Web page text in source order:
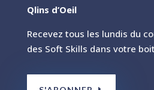
Qlins d’Oeil
Recevez tous les lundis du
des Soft Skills dans votre